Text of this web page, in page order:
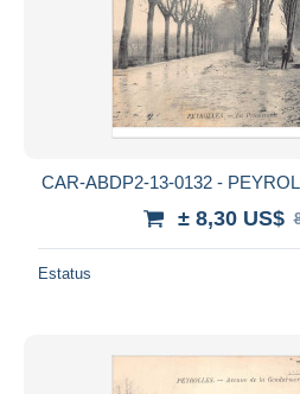
CAR-ABDP2-13-0132 -
± 8,30 US$
Estatus